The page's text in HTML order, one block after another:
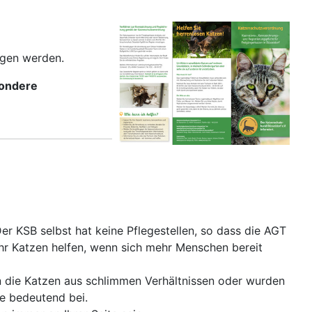
werden.
KSB selbst hat keine Pflegestellen, so dass die AGT
Katzen helfen, wenn sich mehr Menschen bereit
Katzen aus schlimmen Verhältnissen oder wurden
bedeutend bei.